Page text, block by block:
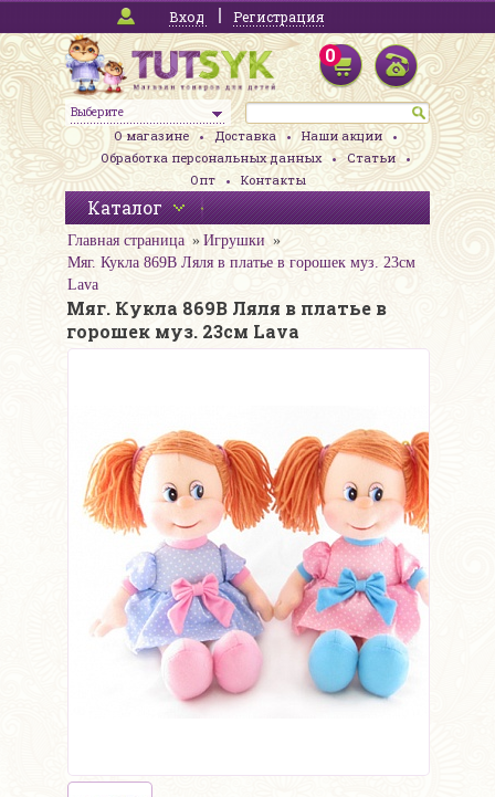
Вход Регистрация
Выберите
0
О магазине Доставка
Наши акции
Обработка персональных данных
Статьи
Опт
Контакты
Каталог
Главная страница
Игрушки
Мяг. Кукла 869В Ляля в платье в горошек муз. 23см
Lava
Мяг. Кукла 869В Ляля в платье в
горошек муз. 23см Lava